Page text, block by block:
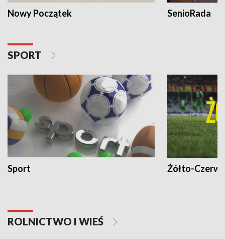
Nowy Początek SenioRada
SPORT
Sport Żółto-
ROLNICTWO I WIEŚ